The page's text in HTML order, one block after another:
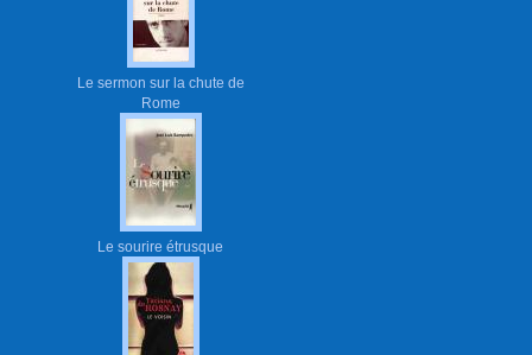
Le sermon sur la chute de
Rome
Le sourire étrusque